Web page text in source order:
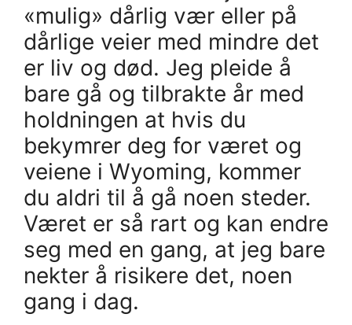
«mulig» dårlig vær eller på
dårlige veier med mindre det
er liv og død. Jeg pleide å
bare gå og tilbrakte år med
holdningen at hvis du
bekymrer deg for været og
veiene i Wyoming, kommer
du aldri til å gå noen steder.
Været er så rart og kan endre
seg med en gang, at jeg bare
nekter å risikere det, noen
gang i dag.